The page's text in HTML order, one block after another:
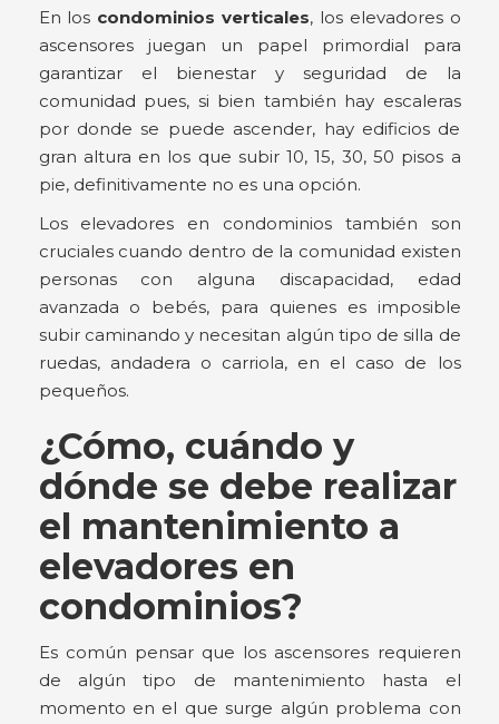
En los condominios verticales, los elevadores o
ascensores juegan un papel primordial para
garantizar el bienestar y seguridad de la
comunidad pues, si bien también hay escaleras
por donde se puede ascender, hay edificios de
gran altura en los que subir 10, 15, 30, 50 pisos a
pie, definitivamente no es una opción.
Los elevadores en condominios también son
cruciales cuando dentro de la comunidad existen
personas con alguna discapacidad, edad
avanzada o bebés, para quienes es imposible
subir caminando y necesitan algún tipo de silla de
ruedas, andadera o carriola, en el caso de los
pequeños.
¿Cómo, cuándo y
dónde se debe realizar
el mantenimiento a
elevadores en
condominios?
Es común pensar que los ascensores requieren
de algún tipo de mantenimiento hasta el
momento en el que surge algún problema con